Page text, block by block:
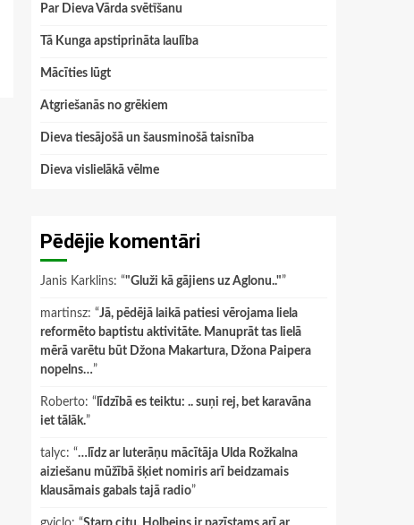
Par Dieva Vārda svētīšanu
Tā Kunga apstiprināta laulība
Mācīties lūgt
Atgriešanās no grēkiem
Dieva tiesājošā un šausminošā taisnība
Dieva vislielākā vēlme
Pēdējie komentāri
Janis Karklins: “"Gluži kā gājiens uz Aglonu.."”
martinsz: “Jā, pēdējā laikā patiesi vērojama liela
reformēto baptistu aktivitāte. Manuprāt tas lielā
mērā varētu būt Džona Makartura, Džona Paipera
nopelns…”
Roberto: “ līdzībā es teiktu: .. suņi rej, bet karavāna
iet tālāk.”
talyc: “…līdz ar luterāņu mācītāja Ulda Rožkalna
aiziešanu mūžībā šķiet nomiris arī beidzamais
klausāmais gabals tajā radio”